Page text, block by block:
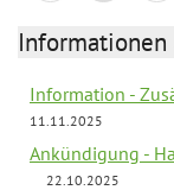
Informationen
Information -
11.11.2025
Ankündigung -
22.10.2025